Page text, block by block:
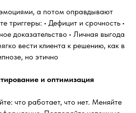
а потом оправдывают
триггеры: • Дефицит и срочность •
доказательство • Личная выгода
вести клиента к решению, как в
но этично
и оптимизация
что работает, что нет. Меняйте